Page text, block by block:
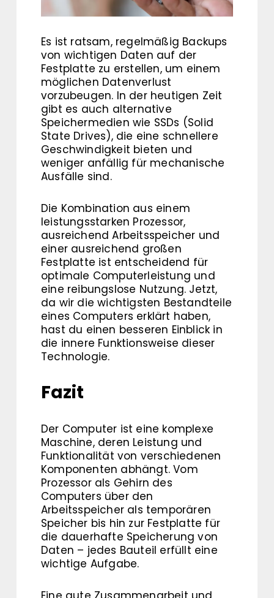
Es ist ratsam, regelmäßig Backups
von wichtigen Daten auf der
Festplatte zu erstellen, um einem
möglichen Datenverlust
vorzubeugen. In der heutigen Zeit
gibt es auch alternative
Speichermedien wie SSDs (Solid
State Drives), die eine schnellere
Geschwindigkeit bieten und
weniger anfällig für mechanische
Ausfälle sind.
Die Kombination aus einem
leistungsstarken Prozessor,
ausreichend Arbeitsspeicher und
einer ausreichend großen
Festplatte ist entscheidend für
optimale Computerleistung und
eine reibungslose Nutzung. Jetzt,
da wir die wichtigsten Bestandteile
eines Computers erklärt haben,
hast du einen besseren Einblick in
die innere Funktionsweise dieser
Technologie.
Fazit
Der Computer ist eine komplexe
Maschine, deren Leistung und
Funktionalität von verschiedenen
Komponenten abhängt. Vom
Prozessor als Gehirn des
Computers über den
Arbeitsspeicher als temporären
Speicher bis hin zur Festplatte für
die dauerhafte Speicherung von
Daten – jedes Bauteil erfüllt eine
wichtige Aufgabe.